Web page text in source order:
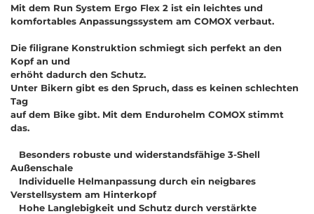
Mit dem Run System Ergo Flex 2 ist ein leichtes und
komfortables Anpassungssystem am COMOX verbaut.
Die filigrane Konstruktion schmiegt sich perfekt an den
Kopf an und
erhöht dadurch den Schutz.
Unter Bikern gibt es den Spruch, dass es keinen schlechten
Tag
auf dem Bike gibt. Mit dem Endurohelm COMOX stimmt
das.
Besonders robuste und widerstandsfähige 3-Shell
Außenschale
Individuelle Helmanpassung durch ein neigbares
Verstellsystem am Hinterkopf
Hohe Langlebigkeit und Schutz durch verstärkte